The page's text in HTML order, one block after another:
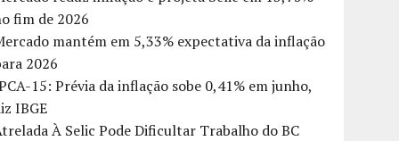
fim de 2026
mantém em 5,33% expectativa da inflação
2026
15: Prévia da inflação sobe 0,41% em junho,
IBGE
À Selic Pode Dificultar Trabalho do BC